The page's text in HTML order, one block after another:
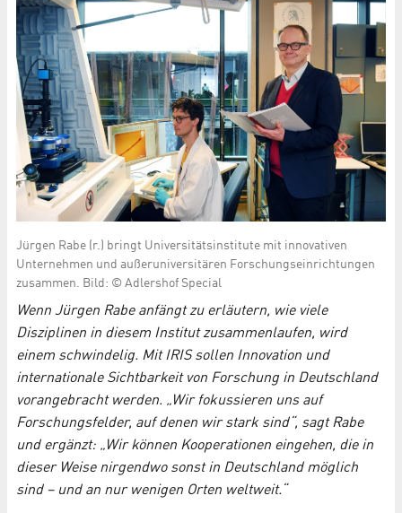
Jürgen Rabe (r.) bringt Universitätsinstitute mit innovativen
Unternehmen und außeruniversitären Forschungseinrichtungen
zusammen. Bild: © Adlershof Special
Wenn Jürgen Rabe anfängt zu erläutern, wie viele
Disziplinen in diesem Institut zusammenlaufen, wird
einem schwindelig. Mit IRIS sollen Innovation und
internationale Sichtbarkeit von Forschung in Deutschland
vorangebracht werden. „Wir fokussieren uns auf
Forschungsfelder, auf denen wir stark sind“, sagt Rabe
und ergänzt: „Wir können Kooperationen eingehen, die in
dieser Weise nirgendwo sonst in Deutschland möglich
sind – und an nur wenigen Orten weltweit.“